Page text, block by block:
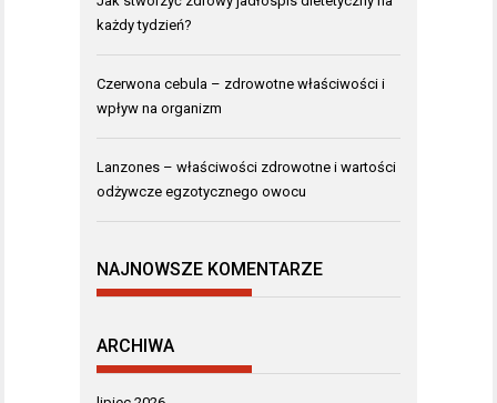
każdy tydzień?
Czerwona cebula – zdrowotne właściwości i
wpływ na organizm
Lanzones – właściwości zdrowotne i wartości
odżywcze egzotycznego owocu
NAJNOWSZE KOMENTARZE
ARCHIWA